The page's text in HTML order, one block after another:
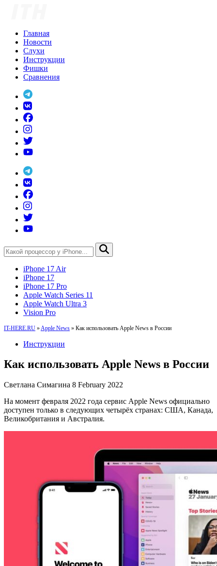
Главная
Новости
Слухи
Инструкции
Фишки
Сравнения
iPhone 17 Air
iPhone 17
iPhone 17 Pro
Apple Watch Series 11
Apple Watch Ultra 3
Vision Pro
IT-HERE.RU » Apple News » Как использовать Apple News в России
Инструкции
Как использовать Apple News в России
Светлана Симагина 8 February 2022
На момент февраля 2022 года сервис Apple News официально
доступен только в следующих четырёх странах: США, Канада,
Великобритания и Австралия.